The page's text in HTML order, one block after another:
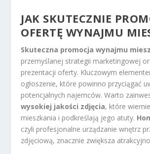
JAK SKUTECZNIE
OFERTĘ WYNAJMU
Skuteczna promocja wynajmu
przemyślanej strategii marketingowej
prezentacji oferty. Kluczowym
ogłoszenie, które powinno przyciągać
potencjalnych najemców. Warto
wysokiej jakości zdjęcia, które
mieszkania i podkreślają jego atuty.
czyli profesjonalne urządzanie wnętrz
zdjęciową, znacznie zwiększa